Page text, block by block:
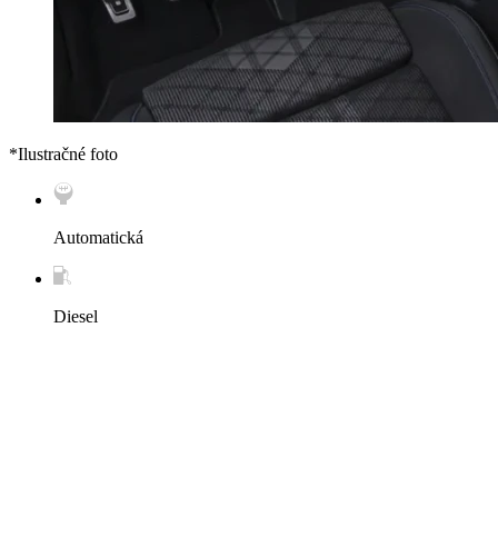
*Ilustračné foto
Automatická
Diesel